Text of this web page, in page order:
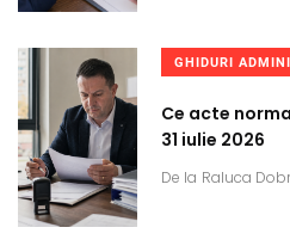
GHIDURI
Ce acte
31 iulie 2026
De la Raluca